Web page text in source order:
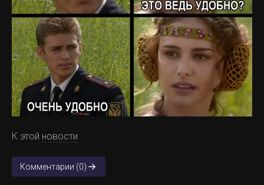
К этой новости
Комментарии (0)